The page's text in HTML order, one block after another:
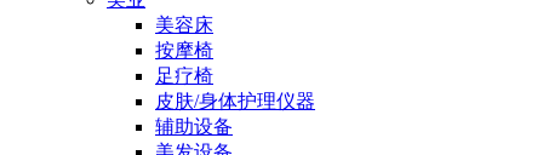
美容床
按摩椅
足疗椅
皮肤/身体护理仪器
辅助设备